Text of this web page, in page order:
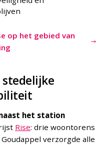
op het gebied van
het station
Rise: drie woontorens
verzorgde alle